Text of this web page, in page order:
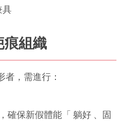
具
痕組織
，需進行：
確保新假體能「 躺好 、固